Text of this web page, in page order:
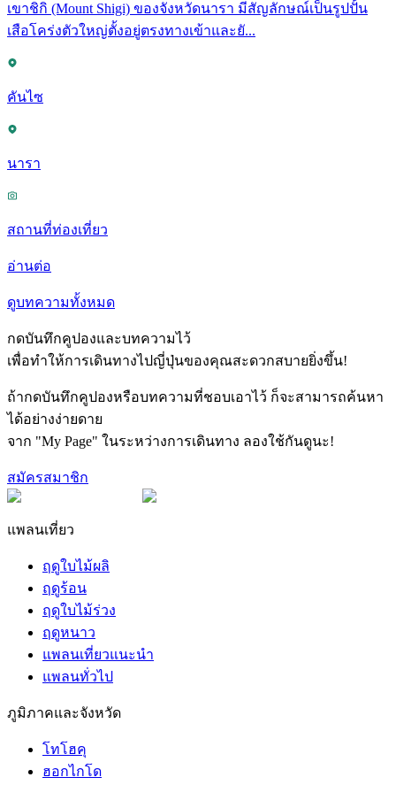
เขาชิกิ (Mount Shigi) ของจังหวัดนารา มีสัญลักษณ์เป็นรูปปั้น
เสือโคร่งตัวใหญ่ตั้งอยู่ตรงทางเข้าและยั...
คันไซ
นารา
สถานที่ท่องเที่ยว
อ่านต่อ
ดูบทความทั้งหมด
กดบันทึกคูปองและบทความไว้
เพื่อทำให้การเดินทางไปญี่ปุ่นของคุณสะดวกสบายยิ่งขึ้น!
ถ้ากดบันทึกคูปองหรือบทความที่ชอบเอาไว้ ก็จะสามารถค้นหา
ได้อย่างง่ายดาย
จาก "My Page" ในระหว่างการเดินทาง ลองใช้กันดูนะ!
สมัครสมาชิก
แพลนเที่ยว
ฤดูใบไม้ผลิ
ฤดูร้อน
ฤดูใบไม้ร่วง
ฤดูหนาว
แพลนเที่ยวแนะนำ
แพลนทั่วไป
ภูมิภาคและจังหวัด
โทโฮคุ
ฮอกไกโด